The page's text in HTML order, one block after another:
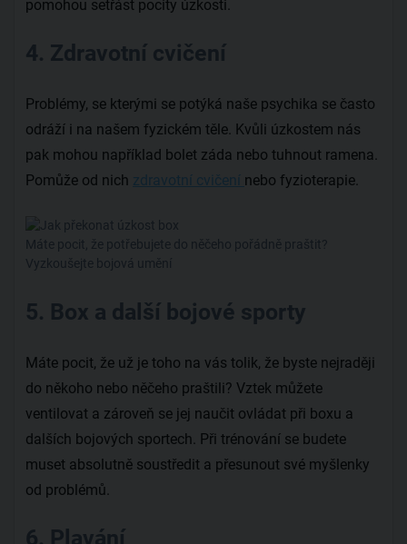
pomohou setřást pocity úzkosti.
4. Zdravotní cvičení
Problémy, se kterými se potýká naše psychika se často
odráží i na našem fyzickém těle. Kvůli úzkostem nás
pak mohou například bolet záda nebo tuhnout ramena.
Pomůže od nich zdravotní cvičení nebo fyzioterapie.
Máte pocit, že potřebujete do něčeho pořádně praštit?
Vyzkoušejte bojová umění
5. Box a další bojové sporty
Máte pocit, že už je toho na vás tolik, že byste nejraději
do někoho nebo něčeho praštili? Vztek můžete
ventilovat a zároveň se jej naučit ovládat při boxu a
dalších bojových sportech. Při trénování se budete
muset absolutně soustředit a přesunout své myšlenky
od problémů.
6. Plavání